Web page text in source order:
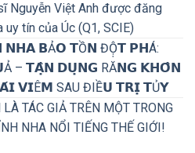
Nguyễn Việt Anh được đăng
tín của Úc (Q1, SCIE)
𝗕Ả𝗢 𝗧Ồ𝗡 ĐỘ̣𝗧 𝗣𝗛Á:
– 𝗧𝗔̣̂𝗡 𝗗𝗨̣𝗡𝗚 RĂ𝗡𝗚 𝗞𝗛𝗢̂𝗡
𝗩𝗜Ê𝗠 SAU ĐIỀ𝗨 𝗧𝗥𝗜̣ 𝗧Ủ𝗬
TÁC GIẢ TRÊN MỘT TRONG
NHA NỔI TIẾNG THẾ GIỚI!